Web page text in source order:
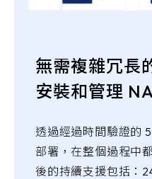
無需複雜冗長
安裝和管理
透過經過時間驗證的
部署，在整個過程中
後的持續支援包括：